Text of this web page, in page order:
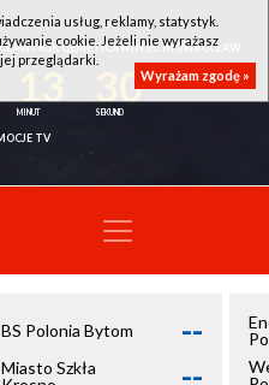
- KSK QEMETICA NOTEĆ INOWROCŁAW
30
TV
BS Polonia Bytom --
Miasto Szkła
--
usług, reklamy, statystyk.
cookie. Jeżeli nie wyrażasz
przeglądarki.
Wyrażam zgodę »